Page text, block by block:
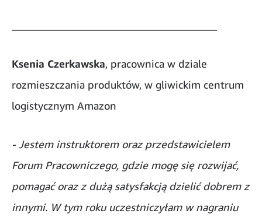
Ksenia Czerkawska, pracownica w dziale
rozmieszczania produktów, w gliwickim centrum
logistycznym Amazon
- Jestem instruktorem oraz przedstawicielem
Forum Pracowniczego, gdzie mogę się rozwijać,
pomagać oraz z dużą satysfakcją dzielić dobrem z
innymi. W tym roku uczestniczyłam w nagraniu